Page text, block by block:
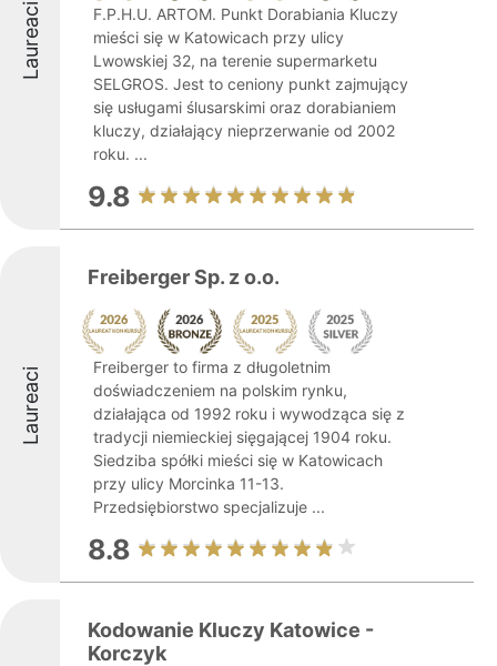
Laureaci
F.P.H.U. ARTOM. Punkt Dorabiania Kluczy
mieści się w Katowicach przy ulicy
Lwowskiej 32, na terenie supermarketu
SELGROS. Jest to ceniony punkt zajmujący
się usługami ślusarskimi oraz dorabianiem
kluczy, działający nieprzerwanie od 2002
roku. ...
9.8
Laureaci
Freiberger Sp. z o.o.
Freiberger to firma z długoletnim
doświadczeniem na polskim rynku,
działająca od 1992 roku i wywodząca się z
tradycji niemieckiej sięgającej 1904 roku.
Siedziba spółki mieści się w Katowicach
przy ulicy Morcinka 11-13.
Przedsiębiorstwo specjalizuje ...
8.8
Kodowanie Kluczy Katowice -
Korczyk